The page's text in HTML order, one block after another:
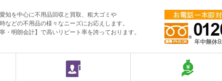
知を中心に不用品回収と買取、粗大ゴミや
などの不用品の様々なニーズにお応えします。
・明朗会計】で高いリピート率を誇っております。